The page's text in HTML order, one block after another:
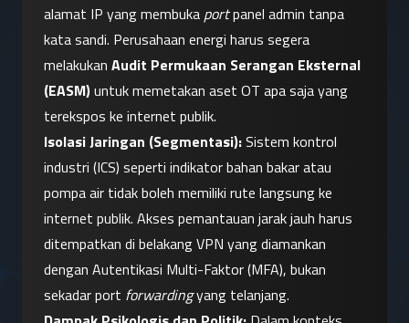
alamat IP yang membuka port panel admin tanpa
kata sandi. Perusahaan energi harus segera
melakukan Audit Permukaan Serangan Eksternal
(EASM) untuk memetakan aset OT apa saja yang
terekspos ke internet publik.
Isolasi Jaringan (Segmentasi): Sistem kontrol
industri (ICS) seperti indikator bahan bakar atau
pompa air tidak boleh memiliki rute langsung ke
internet publik. Akses pemantauan jarak jauh harus
ditempatkan di belakang VPN yang diamankan
dengan Autentikasi Multi-Faktor (MFA), bukan
sekadar port forwarding yang telanjang.